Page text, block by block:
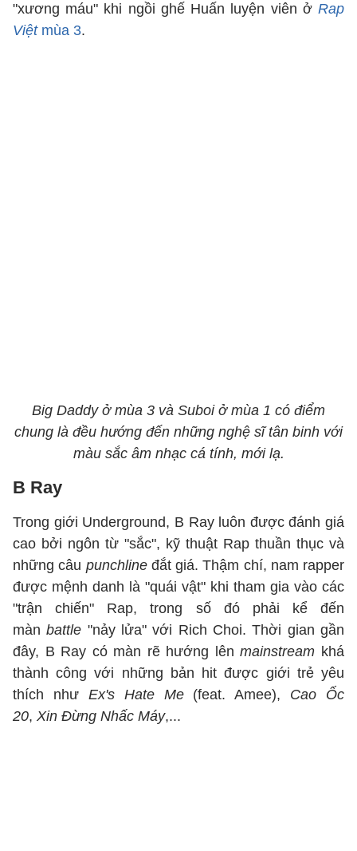
"xương máu" khi ngồi ghế Huấn luyện viên ở Rap
Việtmùa 3.
Big Daddy ở mùa 3 và Suboi ở mùa 1 có điểm
chung là đều hướng đến những nghệ sĩ tân binh với
màu sắc âm nhạc cá tính, mới lạ.
B Ray
Trong giới Underground, B Ray luôn được đánh giá
cao bởi ngôn từ "sắc", kỹ thuật Rap thuần thục và
những câu punchlineđắt giá. Thậm chí, nam rapper
được mệnh danh là "quái vật" khi tham gia vào các
"trận chiến" Rap, trong số đó phải kể đến
mànbattle "nảy lửa" với Rich Choi. Thời gian gần
đây, B Ray có màn rẽ hướng lênmainstream khá
thành công với những bản hit được giới trẻ yêu
thích nhưEx's Hate Me(feat. Amee), Cao Ốc
20, Xin Đừng Nhấc Máy,...